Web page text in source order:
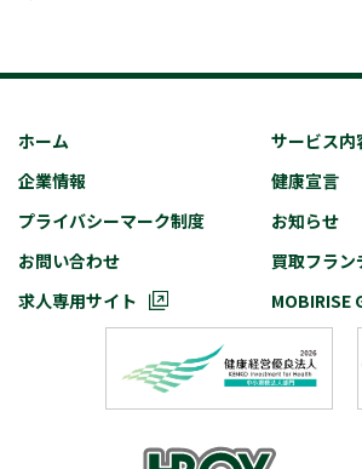
ホーム
サービス内
企業情報
健康宣言
プライバシーマーク制度
お知らせ
お問い合わせ
買取フラン
求人専用サイト
MOBIRISE